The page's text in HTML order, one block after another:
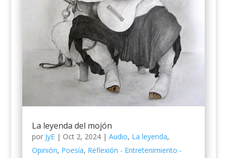
La leyenda del mojón
por JyE| Oct 2, 2024| Audio, La leyenda,
Opinión, Poesía, Reflexión - Entretenimiento -